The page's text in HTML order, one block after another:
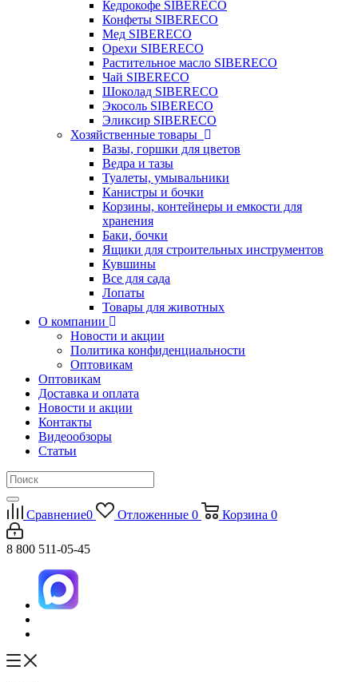
Кедрокофе SIBERECO
Конфеты SIBERECO
Мед SIBERECO
Орехи SIBERECO
Растительное масло SIBERECO
Чай SIBERECO
Шоколад SIBERECO
Экосоль SIBERECO
Эликсир SIBERECO
Хозяйственные товары
Вазы, горшки для цветов
Ведра и тазы
Туалеты, умывальники
Канистры и бочки
Корзины, контейнеры и емкости для
хранения
Баки, бочки
Ящики для строительных инструментов
Кувшины
Все для сада
Лопаты
Товары для животных
О компании
Новости и акции
Политика конфиденциальности
Оптовикам
Оптовикам
Доставка и оплата
Новости и акции
Контакты
Видеообзоры
Статьи
Сравнение0 Отложенные 0 Корзина 0
8 800 511-05-45